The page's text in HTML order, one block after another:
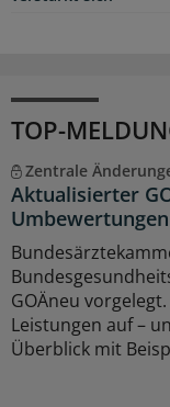
TOP-
Zentrale
Aktualisierter
GOÄneu
Leistungen auf –
Überblick mit